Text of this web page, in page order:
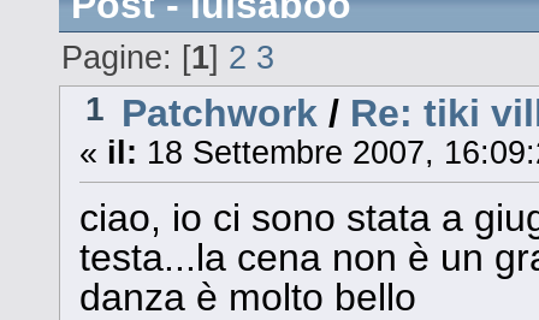
Pagine: [1] 2 3
1 Patchwork / Re: tiki
« il: 18 Settembre 2007,
ciao, io ci sono stata a
testa...la cena non è un
danza è molto bello